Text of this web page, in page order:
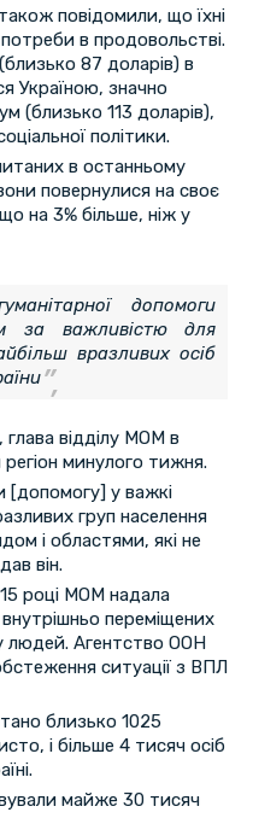
повідомили, що їхні
в продовольстві.
87 доларів) в
Україною, значно
(близько 113 доларів),
політики.
в останньому
повернулися на своє
на 3% більше, ніж у
допомоги
за важливістю для
вразливих осіб
глава відділу МОМ в
регіон минулого тижня.
[допомогу] у важкі
груп населення
і областями, які не
він.
році МОМ надала
переміщених
людей. Агентство ООН
ситуації з ВПЛ
близько 1025
і більше 4 тисяч осіб
майже 30 тисяч